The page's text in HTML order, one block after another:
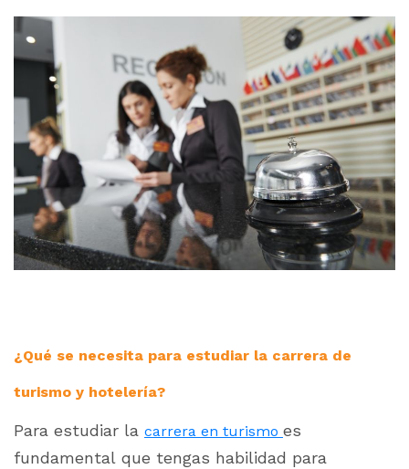
¿Qué se necesita para estudiar la carrera de
turismo y hotelería?
Para estudiar la carrera en turismo es
fundamental que tengas habilidad para